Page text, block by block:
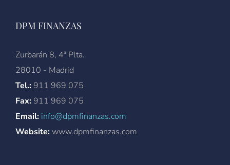
DPM FINANZAS
Zurbarán 8, 4ª Plta.
28010 - Madrid
Tel.: 911 969 075
Fax: 911 969 075
Email: info@dpmfinanzas.com
Website:www.dpmfinanzas.com